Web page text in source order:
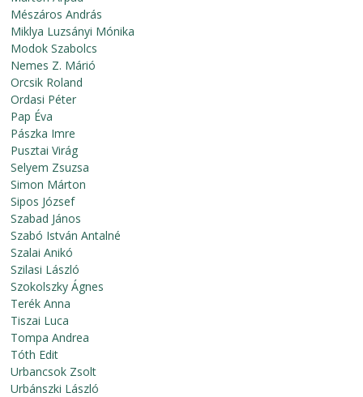
Mészáros András
Miklya Luzsányi Mónika
Modok Szabolcs
Nemes Z. Márió
Orcsik Roland
Ordasi Péter
Pap Éva
Pászka Imre
Pusztai Virág
Selyem Zsuzsa
Simon Márton
Sipos József
Szabad János
Szabó István Antalné
Szalai Anikó
Szilasi László
Szokolszky Ágnes
Terék Anna
Tiszai Luca
Tompa Andrea
Tóth Edit
Urbancsok Zsolt
Urbánszki László